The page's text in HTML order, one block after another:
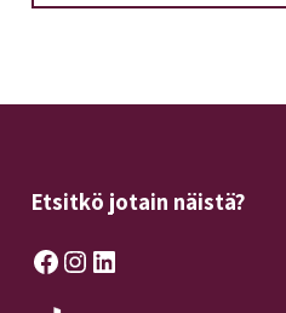
Etsitkö jotain näistä?
Facebook Instagram LinkedIn